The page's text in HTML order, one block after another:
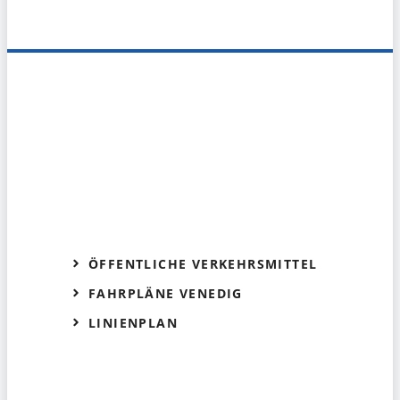
ÖFFENTLICHE VERKEHRSMITTEL
FAHRPLÄNE VENEDIG
LINIENPLAN